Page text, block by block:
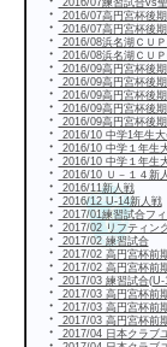
2016/07練習試合vs
・ 2016/07高円宮杯後
・ 2016/07高円宮杯後
・ 2016/08浜名湖ＣＵ
・ 2016/08浜名湖ＣＵ
・ 2016/09高円宮杯後
・ 2016/09高円宮杯後
・ 2016/09高円宮杯後
・ 2016/09高円宮杯後
・ 2016/09高円宮杯後
・ 2016/10 中学1年生大
・ 2016/10 中学１年生
・ 2016/10 中学１年生
・ 2016/10 Ｕ－１４新
・ 2016/11新人戦
・ 2016/12 U-14新人戦
・ 2017/01練習試合フ
・ 2017/02 リフティン
・ 2017/02 練習試合
・ 2017/02 高円宮杯前
・ 2017/02 高円宮杯前
・ 2017/03 練習試合(U-
・ 2017/03 高円宮杯前
・ 2017/03 高円宮杯前
・ 2017/03 高円宮杯前
・ 2017/04 日本クラブ